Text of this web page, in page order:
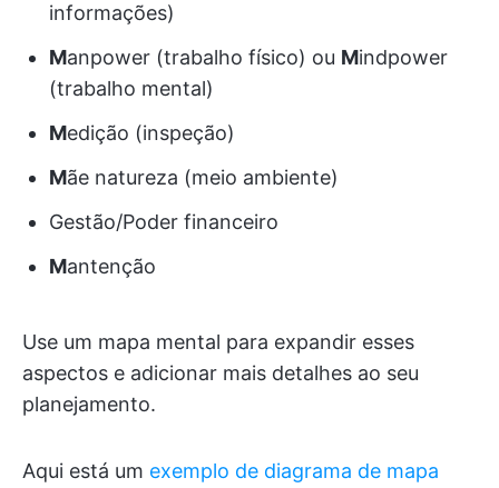
informações)
Manpower (trabalho físico) ou Mindpower
(trabalho mental)
Medição (inspeção)
Mãe natureza (meio ambiente)
Gestão/Poder financeiro
Mantenção
Use um mapa mental para expandir esses
aspectos e adicionar mais detalhes ao seu
planejamento.
Aqui está um exemplo de diagrama de mapa